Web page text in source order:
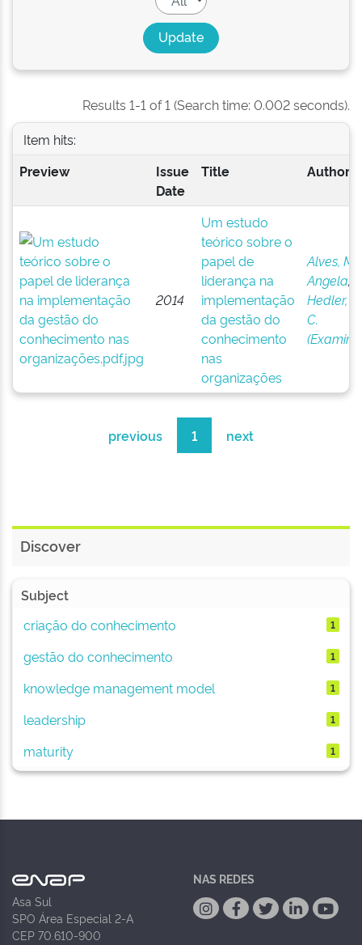
Results 1-1 of 1 (Search time: 0.002 seconds).
Item hits:
Preview
Issue
Date
Title
2014
Um estudo
teórico sobre o
papel de
liderança na
implementação
da gestão do
conhecimento
nas
organizações
Alves,
Angela;
Hedler,
C.
previous 1 next
Discover
Subject
criação do conhecimento
1
gestão do conhecimento 1
knowledge management model 1
leadership 1
maturity 1
Asa Sul
SPO Área Especial 2-A
CEP 70.610-900
NAS REDES